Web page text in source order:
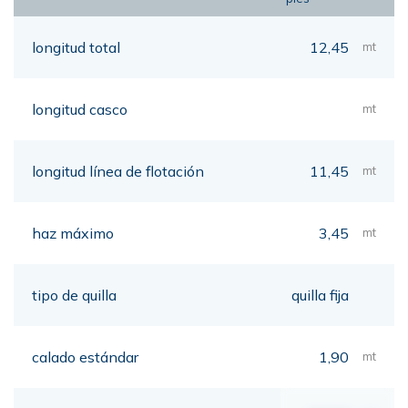
longitud total 12,45 mt
longitud casco mt
longitud línea de flotación 11,45 mt
haz máximo 3,45 mt
tipo de quilla quilla fija
calado estándar 1,90 mt